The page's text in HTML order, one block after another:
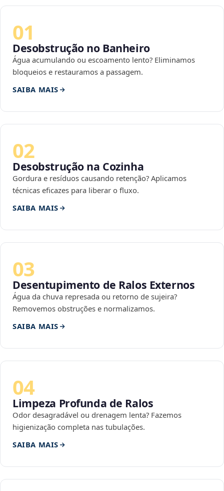
01
Desobstrução no Banheiro
Água acumulando ou escoamento lento? Eliminamos
bloqueios e restauramos a passagem.
SAIBA MAIS
02
Desobstrução na Cozinha
Gordura e resíduos causando retenção? Aplicamos
técnicas eficazes para liberar o fluxo.
SAIBA MAIS
03
Desentupimento de Ralos Externos
Água da chuva represada ou retorno de sujeira?
Removemos obstruções e normalizamos.
SAIBA MAIS
04
Limpeza Profunda de Ralos
Odor desagradável ou drenagem lenta? Fazemos
higienização completa nas tubulações.
SAIBA MAIS